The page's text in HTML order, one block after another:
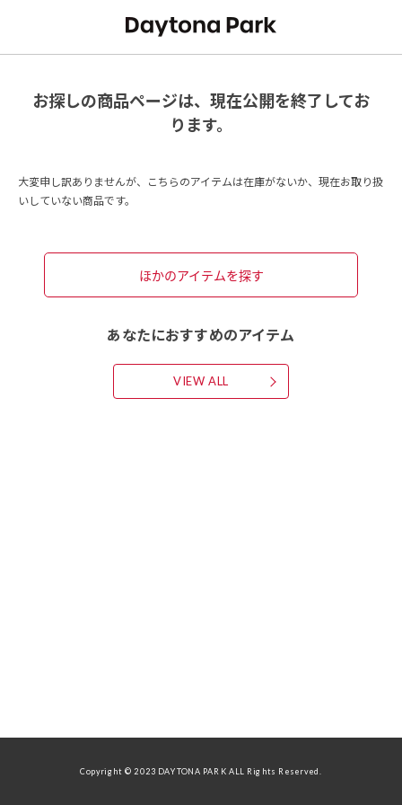
お探しの商品ページは、現在公開を終了してお
ります。
大変申し訳ありませんが、こちらのアイテムは在庫がないか、現在お取り扱
いしていない商品です。
ほかのアイテムを探す
あなたにおすすめのアイテム
VIEW ALL
Copyright © 2023 DAYTONA PARK ALL Rights Reserved.